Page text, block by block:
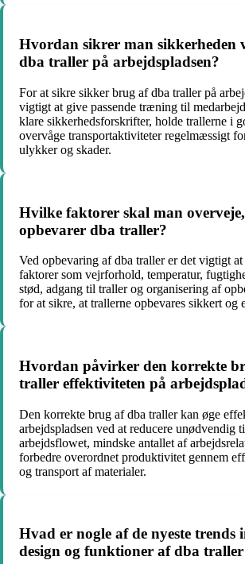
Hvordan sikrer man sikkerheden
dba traller på arbejdspladsen?
For at sikre sikker brug af dba traller på
vigtigt at give passende træning til
klare sikkerhedsforskrifter, holde trallerne i
overvåge transportaktiviteter regelmæssigt
ulykker og skader.
Hvilke faktorer skal man
opbevarer dba traller?
Ved opbevaring af dba traller er det vigtigt
faktorer som vejrforhold, temperatur,
stød, adgang til traller og organisering af
for at sikre, at trallerne opbevares sikkert og
Hvordan påvirker den korrekte
traller effektiviteten på
Den korrekte brug af dba traller kan øge
arbejdspladsen ved at reducere unødvendig
arbejdsflowet, mindske antallet af
forbedre overordnet produktivitet gennem
og transport af materialer.
Hvad er nogle af de nyeste trends
design og funktioner af dba